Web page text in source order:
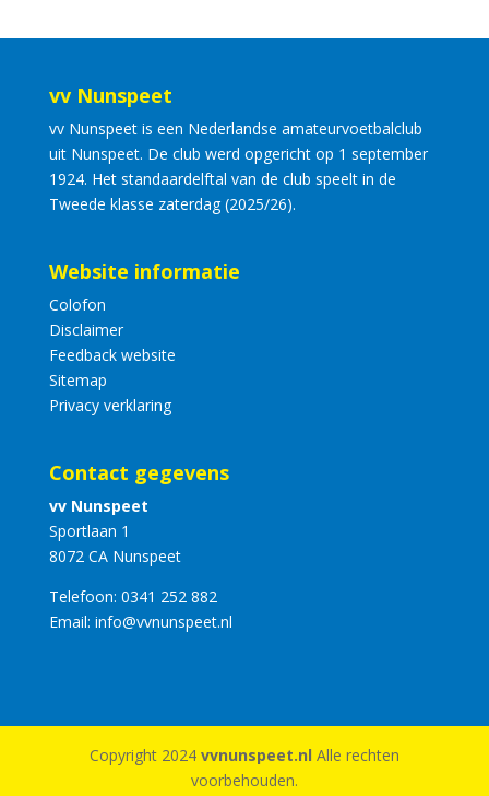
vv Nunspeet
vv Nunspeet is een Nederlandse amateurvoetbalclub
uit Nunspeet. De club werd opgericht op 1 september
1924. Het standaardelftal van de club speelt in de
Tweede klasse zaterdag (2025/26).
Website informatie
Colofon
Disclaimer
Feedback website
Sitemap
Privacy verklaring
Contact gegevens
vv Nunspeet
Sportlaan 1
8072 CA Nunspeet
Telefoon: 0341 252 882
Email: info@vvnunspeet.nl
Copyright 2024 vvnunspeet.nl Alle rechten
voorbehouden.